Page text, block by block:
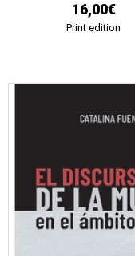
16,00€
Print edition